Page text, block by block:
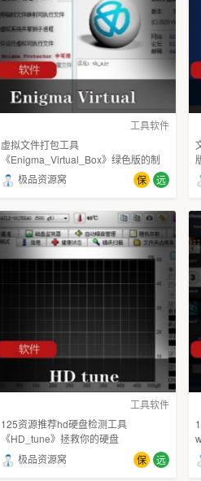
工具软件
虚拟文件打包工具
《Enigma_Virtual_Box》绿色版的制
作 极品资源窝 保 远
工具软件
125资源推荐hd硬盘检测工具
《HD_tune》拯救你的硬盘
极品资源窝
保 远